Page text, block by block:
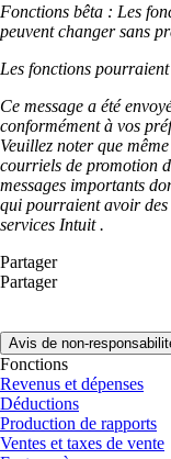
Fonctions bêta : Les
peuvent changer sans
Les fonctions
Ce message a été
conformément à vos
Veuillez noter que
courriels de promotion
messages importants
qui pourraient avoir des
services Intuit .
Partager
Partager
Avis de non-
Fonctions
Revenus et dépenses
Déductions
Production de rapports
Ventes et taxes de vente